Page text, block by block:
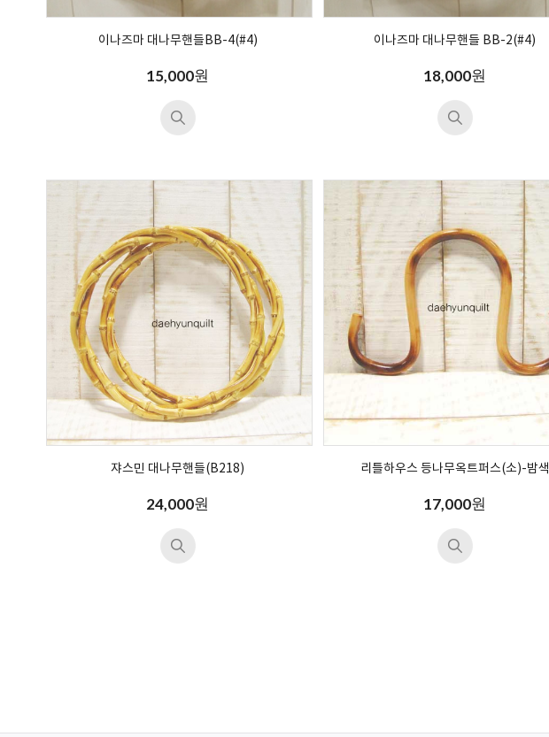
이나즈마 대나무핸들BB-4(#4)
15,000원
이나즈마 대나무핸들 BB-2(#4)
18,000원
쟈스민 대나무핸들(B218)
24,000원
리틀하우스 등나무옥트퍼스(소)-밤색
17,000원